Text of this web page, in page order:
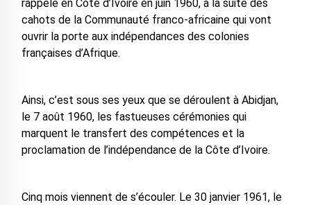
rappelé en Côte d’Ivoire en juin 1960, à la suite des
cahots de la Communauté franco-africaine qui vont
ouvrir la porte aux indépendances des colonies
françaises d’Afrique.
Ainsi, c’est sous ses yeux que se déroulent à Abidjan,
le 7 août 1960, les fastueuses cérémonies qui
marquent le transfert des compétences et la
proclamation de l’indépendance de la Côte d’Ivoire.
Cinq mois viennent de s’écouler. Le 30 janvier 1961, le